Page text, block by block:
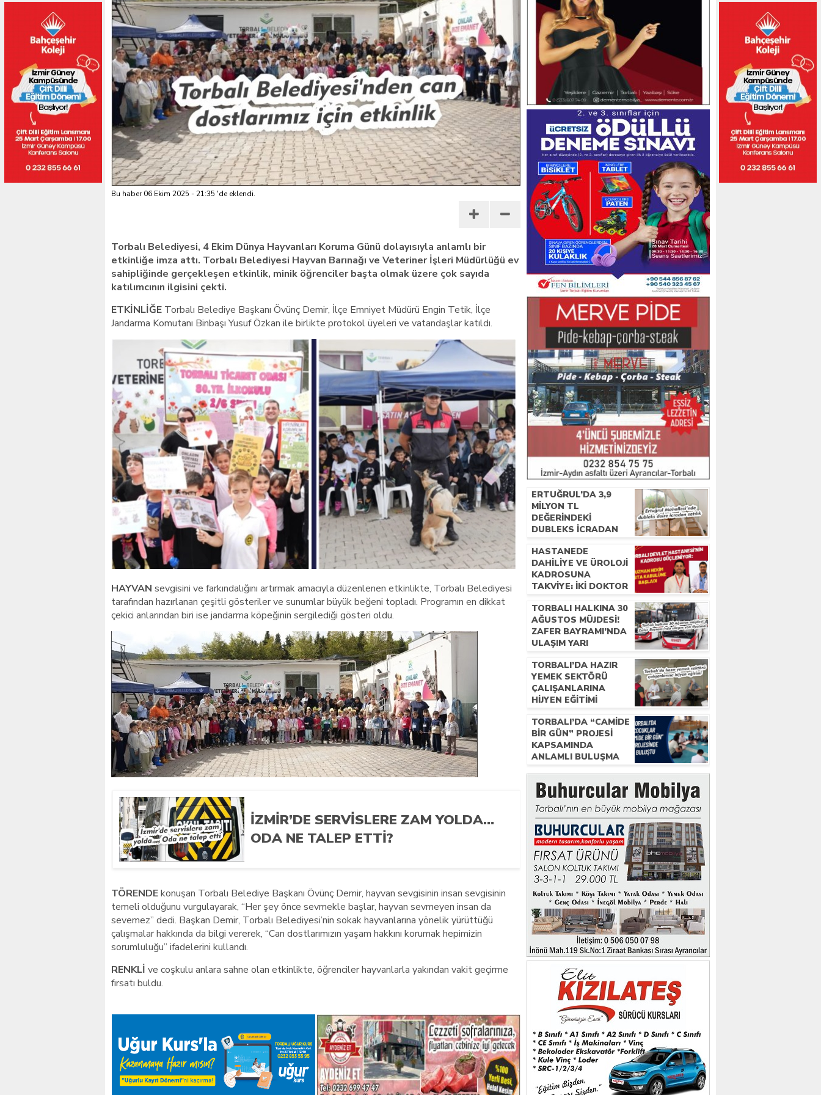
Bu haber 06 Ekim 2025 - 21:35 'de eklendi.
Torbalı Belediyesi, 4 Ekim Dünya Hayvanları Koruma Günü dolayısıyla anlamlı bir
etkinliğe imza attı. Torbalı Belediyesi Hayvan Barınağı ve Veteriner İşleri Müdürlüğü ev
sahipliğinde gerçekleşen etkinlik, minik öğrenciler başta olmak üzere çok sayıda
katılımcının ilgisini çekti.
ETKİNLİĞE Torbalı Belediye Başkanı Övünç Demir, İlçe Emniyet Müdürü Engin Tetik, İlçe
Jandarma Komutanı Binbaşı Yusuf Özkan ile birlikte protokol üyeleri ve vatandaşlar katıldı.
HAYVAN sevgisini ve farkındalığını artırmak amacıyla düzenlenen etkinlikte, Torbalı Belediyesi
tarafından hazırlanan çeşitli gösteriler ve sunumlar büyük beğeni topladı. Programın en dikkat
çekici anlarından biri ise jandarma köpeğinin sergilediği gösteri oldu.
İZMIR’DE SERVISLERE ZAM YOLDA…
ODA NE TALEP ETTI?
TÖRENDEkonuşan Torbalı Belediye Başkanı Övünç Demir, hayvan sevgisinin insan sevgisinin
temeli olduğunu vurgulayarak, “Her şey önce sevmekle başlar, hayvan sevmeyen insan da
sevemez” dedi. Başkan Demir, Torbalı Belediyesi’nin sokak hayvanlarına yönelik yürüttüğü
çalışmalar hakkında da bilgi vererek, “Can dostlarımızın yaşam hakkını korumak hepimizin
sorumluluğu” ifadelerini kullandı.
RENKLİ ve coşkulu anlara sahne olan etkinlikte, öğrenciler hayvanlarla yakından vakit geçirme
fırsatı buldu.
ERTUĞRUL’DA 3,9
MILYON TL
DEĞERINDEKI
DUBLEKS ICRADAN
HASTANEDE
DAHILIYE VE ÜROLOJI
KADROSUNA
TAKVIYE: İKI DOKTOR
TORBALI HALKINA 30
AĞUSTOS MÜJDESI!
ZAFER BAYRAMI’NDA
ULAŞIM YARI
TORBALI’DA HAZIR
YEMEK SEKTÖRÜ
ÇALIŞANLARINA
HIJYEN EĞITIMI
TORBALI’DA “CAMIDE
BIR GÜN” PROJESI
KAPSAMINDA
ANLAMLI BULUŞMA